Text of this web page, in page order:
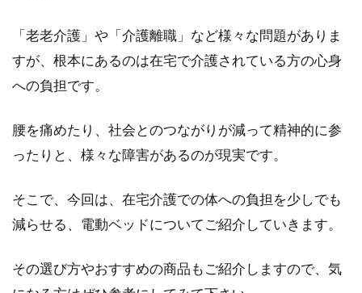
「老老介護」や「介護離職」など様々な問題がありま
すが、根本にあるのは在宅で介護されている方の心身
への負担です。
腰を痛めたり、社会とのつながりが減って精神的に参
ったりと、様々な障害があるのが現実です。
そこで、今回は、在宅介護での体への負担を少しでも
減らせる、電動ベッドについてご紹介していきます。
その選び方やおすすめの商品もご紹介しますので、気